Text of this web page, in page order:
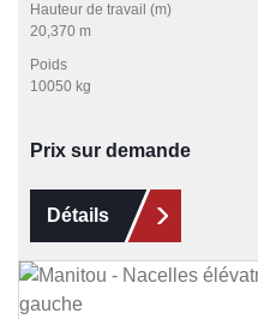
Hauteur de travail (m)
20,370 m
Poids
10050 kg
Prix sur demande
Détails